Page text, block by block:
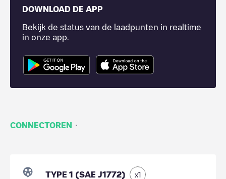
DOWNLOAD DE APP
Bekijk de status van de laadpunten in realtime
in onze app.
CONNECTOREN ·
TYPE 1 (SAE J1772) x1